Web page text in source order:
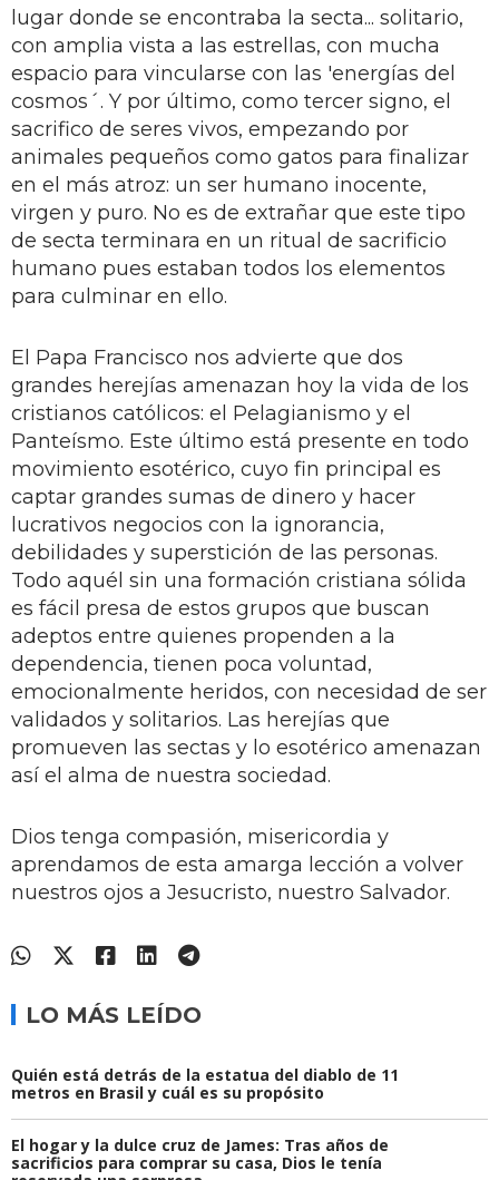
lugar donde se encontraba la secta... solitario,
con amplia vista a las estrellas, con mucha
espacio para vincularse con las 'energías del
cosmos´. Y por último, como tercer signo, el
sacrifico de seres vivos, empezando por
animales pequeños como gatos para finalizar
en el más atroz: un ser humano inocente,
virgen y puro. No es de extrañar que este tipo
de secta terminara en un ritual de sacrificio
humano pues estaban todos los elementos
para culminar en ello.
El Papa Francisco nos advierte que dos
grandes herejías amenazan hoy la vida de los
cristianos católicos: el Pelagianismo y el
Panteísmo. Este último está presente en todo
movimiento esotérico, cuyo fin principal es
captar grandes sumas de dinero y hacer
lucrativos negocios con la ignorancia,
debilidades y superstición de las personas.
Todo aquél sin una formación cristiana sólida
es fácil presa de estos grupos que buscan
adeptos entre quienes propenden a la
dependencia, tienen poca voluntad,
emocionalmente heridos, con necesidad de ser
validados y solitarios. Las herejías que
promueven las sectas y lo esotérico amenazan
así el alma de nuestra sociedad.
Dios tenga compasión, misericordia y
aprendamos de esta amarga lección a volver
nuestros ojos a Jesucristo, nuestro Salvador.
LO MÁS LEÍDO
Quién está detrás de la estatua del diablo de 11
metros en Brasil y cuál es su propósito
El hogar y la dulce cruz de James: Tras años de
sacrificios para comprar su casa, Dios le tenía